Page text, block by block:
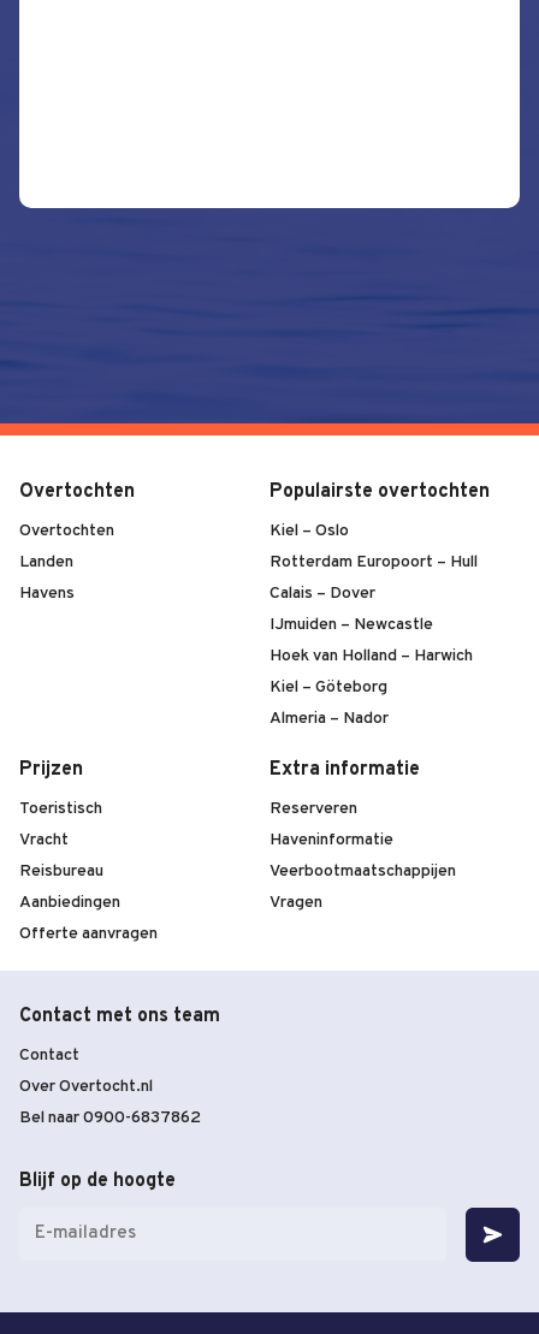
Overtochten
Overtochten
Landen
Havens
Populairste overtochten
Kiel – Oslo
Rotterdam Europoort – Hull
Calais – Dover
IJmuiden – Newcastle
Hoek van Holland – Harwich
Kiel – Göteborg
Almeria – Nador
Prijzen
Toeristisch
Vracht
Reisbureau
Aanbiedingen
Offerte aanvragen
Extra informatie
Reserveren
Haveninformatie
Veerbootmaatschappijen
Vragen
Contact met ons team
Contact
Over Overtocht.nl
Bel naar 0900-6837862
Blijf op de hoogte
mailadres